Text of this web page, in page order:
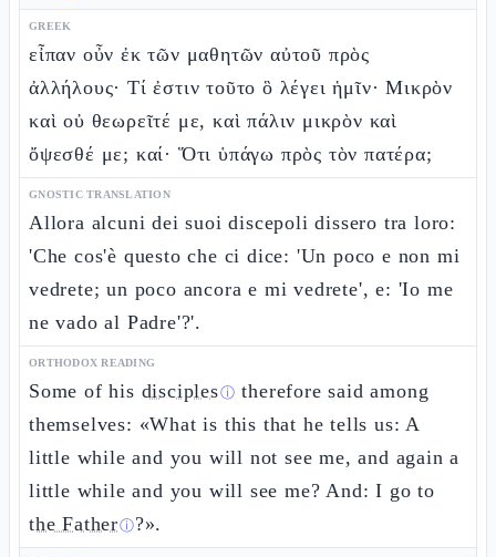
GREEK
εἶπαν οὖν ἐκ τῶν μαθητῶν αὐτοῦ πρὸς
ἀλλήλους· Τί ἐστιν τοῦτο ὃ λέγει ἡμῖν· Μικρὸν
καὶ οὐ θεωρεῖτέ με, καὶ πάλιν μικρὸν καὶ
ὄψεσθέ με; καί· Ὅτι ὑπάγω πρὸς τὸν πατέρα;
GNOSTIC TRANSLATION
Allora alcuni dei suoi discepoli dissero tra loro:
'Che cos'è questo che ci dice: 'Un poco e non mi
vedrete; un poco ancora e mi vedrete', e: 'Io me
ne vado al Padre'?'.
ORTHODOX READING
Some of his disciplesⓘ therefore said among
themselves: «What is this that he tells us: A
little while and you will not see me, and again a
little while and you will see me? And: I goto
the Fatherⓘ?».